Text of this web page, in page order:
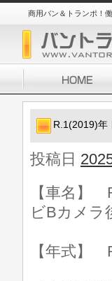
商用バン＆トランポ！
R.1(2019)年
投稿日
【車名】
ビBカメラ
【年式】